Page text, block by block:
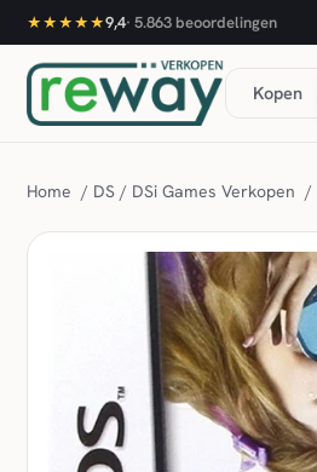
★★★★★9,4· 5.863 beoordelingen
Kopen
Home / DS / DSi Games Verkopen /